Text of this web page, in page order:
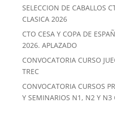
SELECCION DE CABALLOS
CLASICA 2026
CTO CESA Y COPA DE
2026. APLAZADO
CONVOCATORIA CURSO
TREC
CONVOCATORIA CURSOS
Y SEMINARIOS N1, N2 Y N3